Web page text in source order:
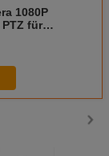
1080P
PTZ für